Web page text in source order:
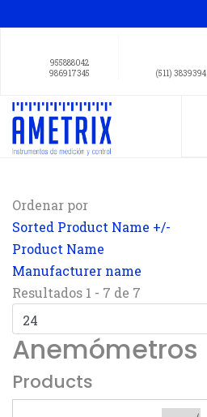
955888042
986917345
(511) 3839394
Ordenar por
Sorted Product Name +/-
Product Name
Manufacturer name
Resultados 1 - 7 de 7
Anemómetros
Products